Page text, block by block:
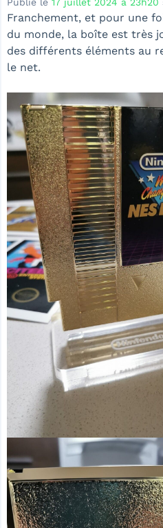
Publié le 17 juillet 2024 à 23h20
Franchement, et pour une
du monde, la boîte est très
des différents éléments au
le net.